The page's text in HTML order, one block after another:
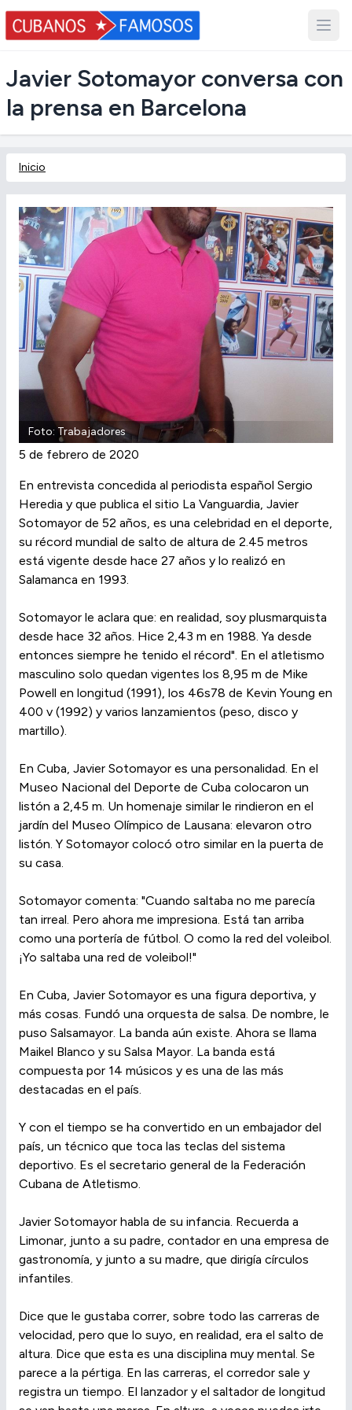
Javier Sotomayor conversa con
la prensa en Barcelona
Inicio
Foto: Trabajadores
5 de febrero de 2020
En entrevista concedida al periodista español Sergio
Heredia y que publica el sitio La Vanguardia, Javier
Sotomayor de 52 años, es una celebridad en el deporte,
su récord mundial de salto de altura de 2.45 metros
está vigente desde hace 27 años y lo realizó en
Salamanca en 1993.
Sotomayor le aclara que: en realidad, soy plusmarquista
desde hace 32 años. Hice 2,43 m en 1988. Ya desde
entonces siempre he tenido el récord". En el atletismo
masculino solo quedan vigentes los 8,95 m de Mike
Powell en longitud (1991), los 46s78 de Kevin Young en
400 v (1992) y varios lanzamientos (peso, disco y
martillo).
En Cuba, Javier Sotomayor es una personalidad. En el
Museo Nacional del Deporte de Cuba colocaron un
listón a 2,45 m. Un homenaje similar le rindieron en el
jardín del Museo Olímpico de Lausana: elevaron otro
listón. Y Sotomayor colocó otro similar en la puerta de
su casa.
Sotomayor comenta: "Cuando saltaba no me parecía
tan irreal. Pero ahora me impresiona. Está tan arriba
como una portería de fútbol. O como la red del voleibol.
¡Yo saltaba una red de voleibol!"
En Cuba, Javier Sotomayor es una figura deportiva, y
más cosas. Fundó una orquesta de salsa. De nombre, le
puso Salsamayor. La banda aún existe. Ahora se llama
Maikel Blanco y su Salsa Mayor. La banda está
compuesta por 14 músicos y es una de las más
destacadas en el país.
Y con el tiempo se ha convertido en un embajador del
país, un técnico que toca las teclas del sistema
deportivo. Es el secretario general de la Federación
Cubana de Atletismo.
Javier Sotomayor habla de su infancia. Recuerda a
Limonar, junto a su padre, contador en una empresa de
gastronomía, y junto a su madre, que dirigía círculos
infantiles.
Dice que le gustaba correr, sobre todo las carreras de
velocidad, pero que lo suyo, en realidad, era el salto de
altura. Dice que esta es una disciplina muy mental. Se
parece a la pértiga. En las carreras, el corredor sale y
registra un tiempo. El lanzador y el saltador de longitud